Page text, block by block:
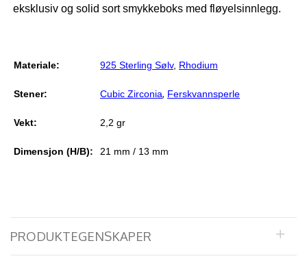
eksklusiv og solid sort smykkeboks med fløyelsinnlegg.
Materiale: 925 Sterling Sølv, Rhodium
Stener: Cubic Zirconia, Ferskvannsperle
Vekt: 2,2 gr
Dimensjon (H/B): 21 mm / 13 mm
PRODUKTEGENSKAPER